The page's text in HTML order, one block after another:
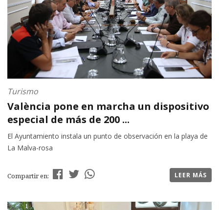
Turismo
València pone en marcha un dispositivo
especial de más de 200 ...
El Ayuntamiento instala un punto de observación en la playa de
La Malva-rosa
Compartir en: LEER MÁS